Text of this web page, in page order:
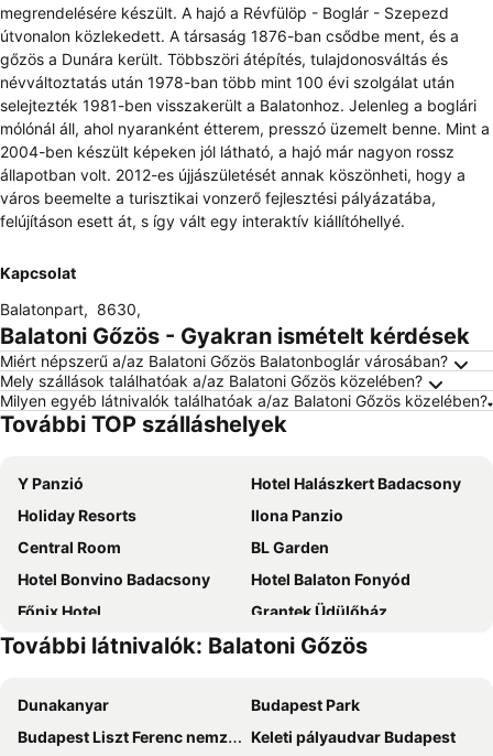
megrendelésére készült. A hajó a Révfülöp - Boglár - Szepezd
útvonalon közlekedett. A társaság 1876-ban csődbe ment, és a
gőzös a Dunára került. Többszöri átépítés, tulajdonosváltás és
névváltoztatás után 1978-ban több mint 100 évi szolgálat után
selejtezték 1981-ben visszakerült a Balatonhoz. Jelenleg a boglári
mólónál áll, ahol nyaranként étterem, presszó üzemelt benne. Mint a
2004-ben készült képeken jól látható, a hajó már nagyon rossz
állapotban volt. 2012-es újjászületését annak köszönheti, hogy a
város beemelte a turisztikai vonzerő fejlesztési pályázatába,
felújításon esett át, s így vált egy interaktív kiállítóhellyé.
Kapcsolat
Balatonpart, 8630,
Balatoni Gőzös - Gyakran ismételt kérdések
Miért népszerű a/az Balatoni Gőzös Balatonboglár városában?
Mely szállások találhatóak a/az Balatoni Gőzös közelében?
Milyen egyéb látnivalók találhatóak a/az Balatoni Gőzös közelében?
További TOP szálláshelyek
Y Panzió
Hotel Halászkert Badacsony
Holiday Resorts
Ilona Panzio
Central Room
BL Garden
Hotel Bonvino Badacsony
Hotel Balaton Fonyód
Főnix Hotel
Grantek Üdülőház
Solaris Hotel
Wellness Hotel Szindbád
Partvilla Balatonboglar
Fenyves Yacht Club
BF Hotel
Villa Dorottya
További látnivalók: Balatoni Gőzös
Dunakanyar
Budapest Park
Budapest Liszt Ferenc nemzetközi repülőtér
Keleti pályaudvar Budapest